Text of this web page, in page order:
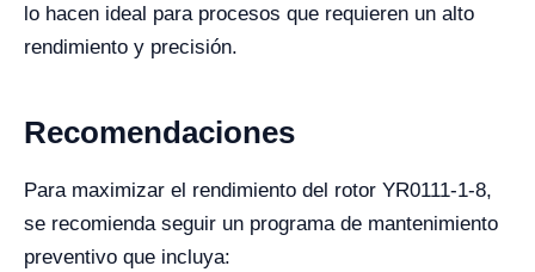
lo hacen ideal para procesos que requieren un alto
rendimiento y precisión.
Recomendaciones
Para maximizar el rendimiento del rotor YR0111-1-8,
se recomienda seguir un programa de mantenimiento
preventivo que incluya: